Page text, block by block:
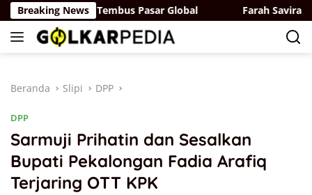
Langsung
ke
konten
Breaking News
Ditargetkan Tembus Pasar Global Farah Savira
Beranda Slipi DPP
DPP
Sarmuji Prihatin dan Sesalkan
Bupati Pekalongan Fadia Arafiq
Terjaring OTT KPK